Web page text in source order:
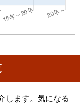
します。気になる